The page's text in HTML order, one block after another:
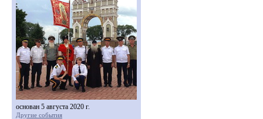
основан 5 августа 2020 г.
Другие события